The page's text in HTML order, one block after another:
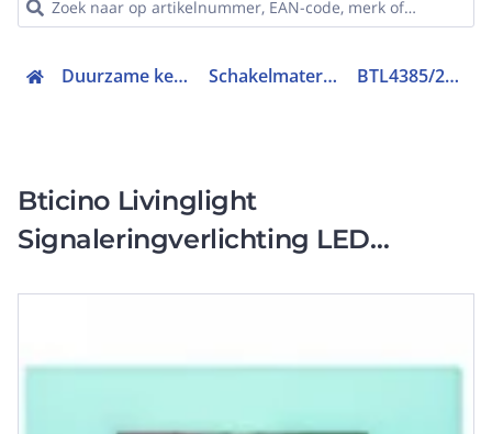
Duurzame keuze Schakelmateriaal BTL4385/230B
Bticino Livinglight
Signaleringverlichting LED